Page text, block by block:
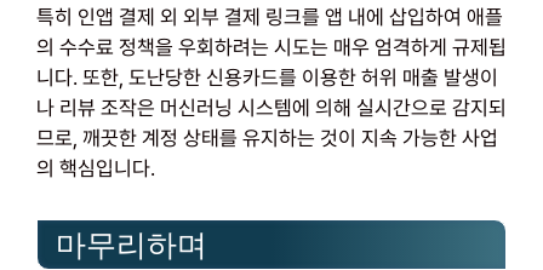
특히 인앱 결제 외 외부 결제 링크를 앱 내에 삽입하여 애플
의 수수료 정책을 우회하려는 시도는 매우 엄격하게 규제됩
니다. 또한, 도난당한 신용카드를 이용한 허위 매출 발생이
나 리뷰 조작은 머신러닝 시스템에 의해 실시간으로 감지되
므로, 깨끗한 계정 상태를 유지하는 것이 지속 가능한 사업
의 핵심입니다.
마무리하며